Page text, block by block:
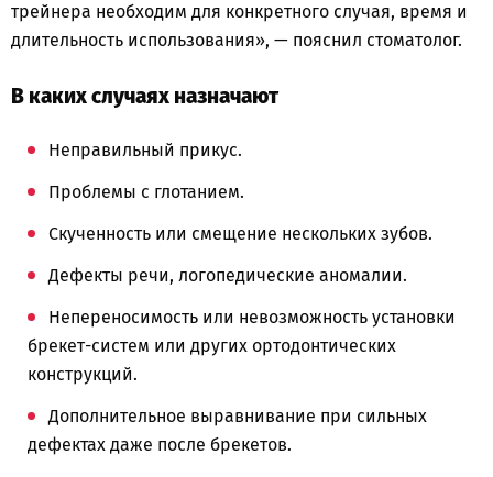
трейнера необходим для конкретного случая, время и
длительность использования», — пояснил стоматолог.
В каких случаях назначают
Неправильный прикус.
Проблемы с глотанием.
Скученность или смещение нескольких зубов.
Дефекты речи, логопедические аномалии.
Непереносимость или невозможность установки
брекет-систем или других ортодонтических
конструкций.
Дополнительное выравнивание при сильных
дефектах даже после брекетов.